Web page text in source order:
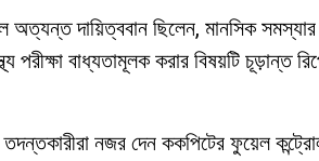
অত্যন্ত দায়িত্ববান ছিলেন, মানসিক
পরীক্ষা বাধ্যতামূলক করার বিষয়টি চূড়ান্ত
তদন্তকারীরা নজর দেন ককপিটের ফুয়েল